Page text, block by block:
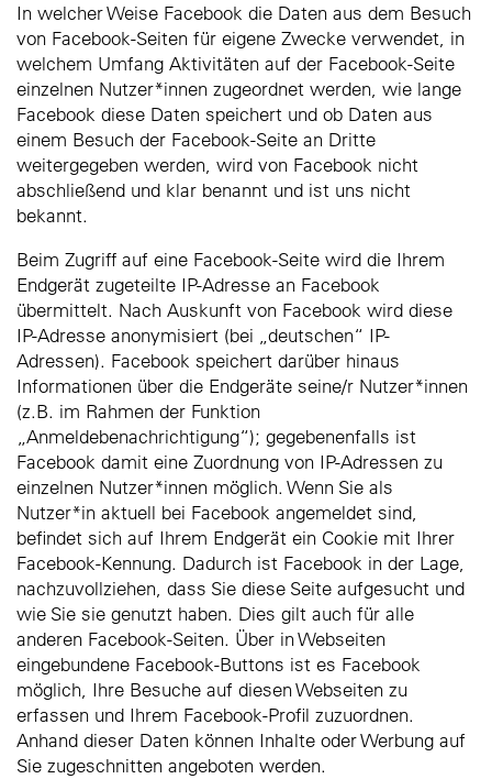
In welcher Weise Facebook die Daten aus dem Besuch
von Facebook-Seiten für eigene Zwecke verwendet, in
welchem Umfang Aktivitäten auf der Facebook-Seite
einzelnen Nutzer*innen zugeordnet werden, wie lange
Facebook diese Daten speichert und ob Daten aus
einem Besuch der Facebook-Seite an Dritte
weitergegeben werden, wird von Facebook nicht
abschließend und klar benannt und ist uns nicht
bekannt.
Beim Zugriff auf eine Facebook-Seite wird die Ihrem
Endgerät zugeteilte IP-Adresse an Facebook
übermittelt. Nach Auskunft von Facebook wird diese
IP-Adresse anonymisiert (bei „deutschen“ IP-
Adressen). Facebook speichert darüber hinaus
Informationen über die Endgeräte seine/r Nutzer*innen
(z.B. im Rahmen der Funktion
„Anmeldebenachrichtigung“); gegebenenfalls ist
Facebook damit eine Zuordnung von IP-Adressen zu
einzelnen Nutzer*innen möglich. Wenn Sie als
Nutzer*in aktuell bei Facebook angemeldet sind,
befindet sich auf Ihrem Endgerät ein Cookie mit Ihrer
Facebook-Kennung. Dadurch ist Facebook in der Lage,
nachzuvollziehen, dass Sie diese Seite aufgesucht und
wie Sie sie genutzt haben. Dies gilt auch für alle
anderen Facebook-Seiten. Über in Webseiten
eingebundene Facebook-Buttons ist es Facebook
möglich, Ihre Besuche auf diesen Webseiten zu
erfassen und Ihrem Facebook-Profil zuzuordnen.
Anhand dieser Daten können Inhalte oder Werbung auf
Sie zugeschnitten angeboten werden.